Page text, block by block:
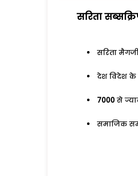
सरिता
सरिता
देश विदेश के
7000 से
समाजिक